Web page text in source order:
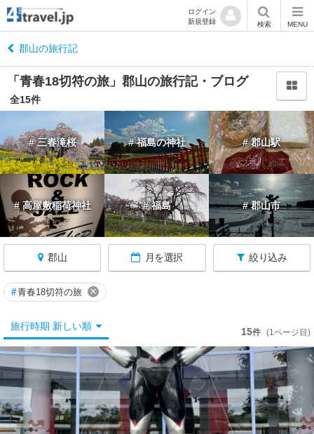
ログイン
新規登録
検索 MENU
郡山の旅行記
「青春18切符の旅」郡山の旅行記・ブログ
全15件
# 三春滝桜 # 福島の神社 # 郡山駅
# 高屋敷稲荷神社 # 福島 # 郡山市
郡山 月を選択 絞り込み
島
へ
戻
る
福
べ
て
島
・
飯
坂
温
泉
#青春18切符の旅 ×
旅行時期 新しい順 15件 (1ページ目)